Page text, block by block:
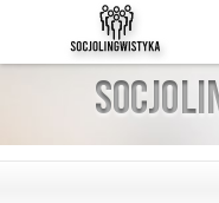
do
Nawigacja